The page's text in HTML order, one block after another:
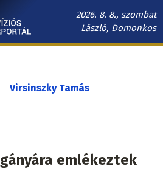
2026. 8. 8., szombat
László, Domonkos
Virsinszky Tamás
emlékeztek